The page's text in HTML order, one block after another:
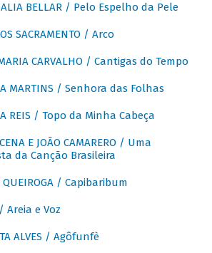
BELLAR / Pelo Espelho da Pele
SACRAMENTO / Arco
CARVALHO / Cantigas do Tempo
MARTINS / Senhora das Folhas
REIS / Topo da Minha Cabeça
E JOÃO CAMARERO / Uma
da Canção Brasileira
QUEIROGA / Capibaribum
Areia e Voz
ALVES / Agôfunfè